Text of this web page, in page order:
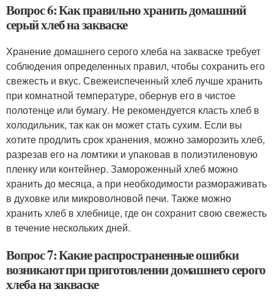
Вопрос 6: Как правильно хранить домашний
серый хлеб на закваске
Хранение домашнего серого хлеба на закваске требует
соблюдения определенных правил, чтобы сохранить его
свежесть и вкус. Свежеиспеченный хлеб лучше хранить
при комнатной температуре, обернув его в чистое
полотенце или бумагу. Не рекомендуется класть хлеб в
холодильник, так как он может стать сухим. Если вы
хотите продлить срок хранения, можно заморозить хлеб,
разрезав его на ломтики и упаковав в полиэтиленовую
пленку или контейнер. Замороженный хлеб можно
хранить до месяца, а при необходимости размораживать
в духовке или микроволновой печи. Также можно
хранить хлеб в хлебнице, где он сохранит свою свежесть
в течение нескольких дней.
Вопрос 7: Какие распространенные ошибки
возникают при приготовлении домашнего серого
хлеба на закваске